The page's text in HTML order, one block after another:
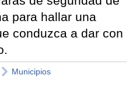
para hallar una
conduzca a dar con
Municipios